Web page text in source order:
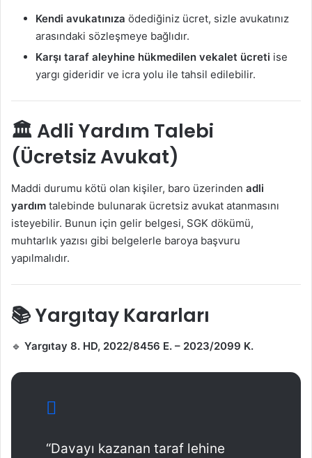
Kendi avukatınıza ödediğiniz ücret, sizle avukatınız
arasındaki sözleşmeye bağlıdır.
Karşı taraf aleyhine hükmedilen vekalet ücreti ise
yargı gideridir ve icra yolu ile tahsil edilebilir.
🏛️ Adli Yardım Talebi
(Ücretsiz Avukat)
Maddi durumu kötü olan kişiler, baro üzerinden adli
yardım talebinde bulunarak ücretsiz avukat atanmasını
isteyebilir. Bunun için gelir belgesi, SGK dökümü,
muhtarlık yazısı gibi belgelerle baroya başvuru
yapılmalıdır.
📚 Yargıtay Kararları
🔹 Yargıtay 8. HD, 2022/8456 E. – 2023/2099 K.
“Davayı kazanan taraf lehine